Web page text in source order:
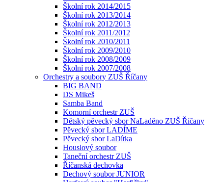
Školní rok 2014/2015
Školní rok 2013/2014
Školní rok 2012/2013
Školní rok 2011/2012
Školní rok 2010/2011
Školní rok 2009/2010
Školní rok 2008/2009
Školní rok 2007/2008
Orchestry a soubory ZUŠ Říčany
BIG BAND
DS Mikeš
Samba Band
Komorní orchestr ZUŠ
Dětský pěvecký sbor NaLaděno ZUŠ Říčany
Pěvecký sbor LADÍME
Pěvecký sbor LaDítka
Houslový soubor
Taneční orchestr ZUŠ
Říčanská dechovka
Dechový soubor JUNIOR